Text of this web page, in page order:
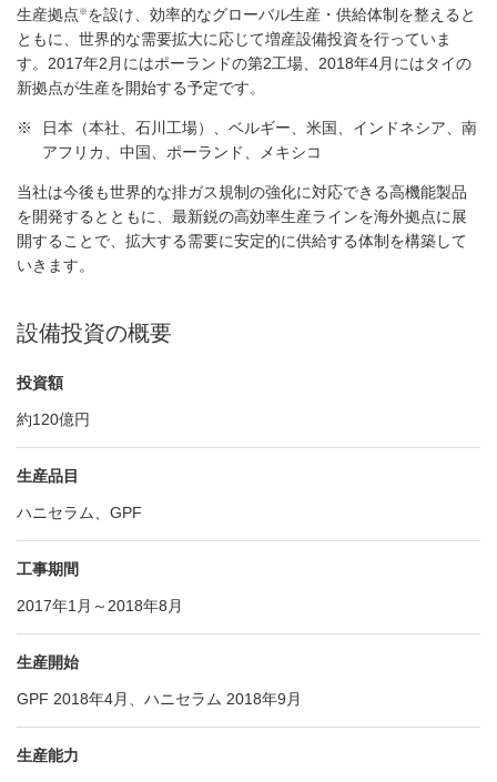
生産拠点 ※ を設け、効率的なグローバル生産・供給体制を整えると
ともに、世界的な需要拡大に応じて増産設備投資を行っていま
す。2017年2月にはポーランドの第2工場、2018年4月にはタイの
新拠点が生産を開始する予定です。
※
日本（本社、石川工場）、ベルギー、米国、インドネシア、南
アフリカ、中国、ポーランド、メキシコ
当社は今後も世界的な排ガス規制の強化に対応できる高機能製品
を開発するとともに、最新鋭の高効率生産ラインを海外拠点に展
開することで、拡大する需要に安定的に供給する体制を構築して
いきます。
設備投資の概要
投資額
約120億円
生産品目
ハニセラム、GPF
工事期間
2017年1月～2018年8月
生産開始
GPF 2018年4月、ハニセラム 2018年9月
生産能力